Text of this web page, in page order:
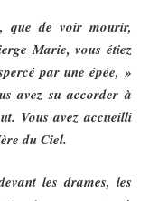
que de voir mourir,
Marie, vous étiez
par une épée, »
avez su accorder à
Vous avez accueilli
du Ciel.
les drames, les